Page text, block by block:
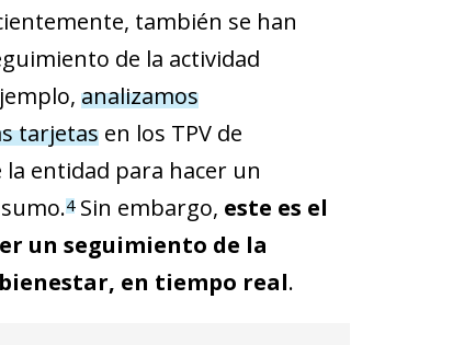
también se han
de la actividad
analizamos
tarjetasen los TPV de
entidad para hacer un
4Sin embargo, este es el
un seguimiento de la
en tiempo real.